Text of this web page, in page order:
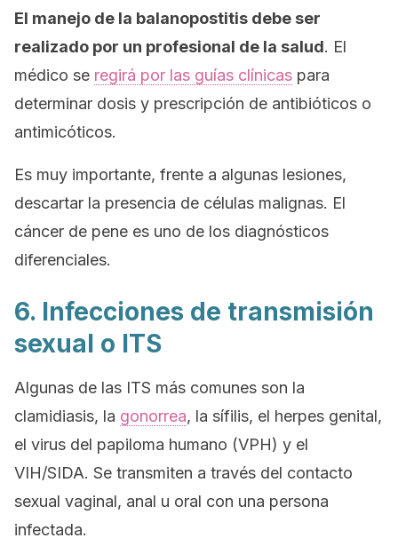
El manejo de la balanopostitis debe ser
realizado por un profesional de la salud. El
médico se regirá por las guías clínicas para
determinar dosis y prescripción de antibióticos o
antimicóticos.
Es muy importante, frente a algunas lesiones,
descartar la presencia de células malignas. El
cáncer de pene es uno de los diagnósticos
diferenciales.
6. Infecciones de transmisión
sexual o ITS
Algunas de las ITS más comunes son la
clamidiasis, la gonorrea, la sífilis, el herpes genital,
el virus del papiloma humano (VPH) y el
VIH/SIDA. Se transmiten a través del contacto
sexual vaginal, anal u oral con una persona
infectada.